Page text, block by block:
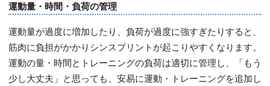
運動量・時間・負荷の管理
運動量が過度に増加したり、負荷が過度に強すぎたりすると、
筋肉に負担がかかりシンスプリントが起こりやすくなります。
運動の量・時間とトレーニングの負荷は適切に管理し、「もう
少し大丈夫」と思っても、安易に運動・トレーニングを追加し